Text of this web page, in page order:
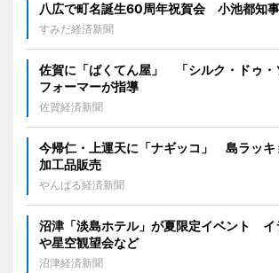
八広で町名誕生60周年祝賀会 小池都知
すみだ経済新聞
佐賀に「ばくてん屋」 「シルク・ドゥ・
フォーマーが指導
佐賀経済新聞
今帰仁・上運天に「ナギッコ」 島ラッキ
加工品販売
やんばる経済新聞
沼津「淡島ホテル」が夏限定イベント イ
や星空観望会など
沼津経済新聞